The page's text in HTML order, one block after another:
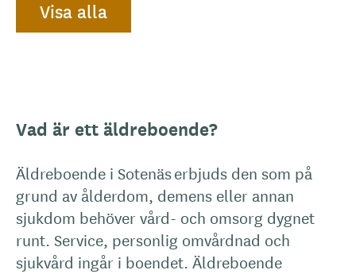
Visa alla
Vad är ett äldreboende?
Äldreboende i Sotenäs erbjuds den som på
grund av ålderdom, demens eller annan
sjukdom behöver vård- och omsorg dygnet
runt. Service, personlig omvårdnad och
sjukvård ingår i boendet. Äldreboende